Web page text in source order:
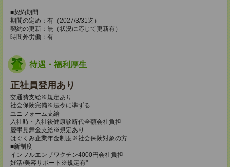
■契約期間
期間の定め：有（2027/3/31迄）
契約の更新：無（状況に応じて更新有）
時間外労働：有
待遇・福利厚生
正社員登用あり
交通費支給※規定あり
社会保険完備※法令に準ずる
ユニフォーム支給
入社時・入社後健康診断代全額会社負担
慶弔見舞金支給※規定あり
はぐくみ企業年金制度※社会保険対象の方
■新制度
インフルエンザワクチン4000円会社負担
妊活/美容サポート※規定有"